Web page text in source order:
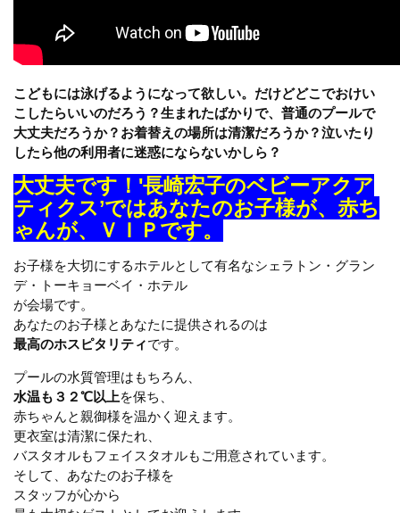
こどもには泳げるようになって欲しい。だけどどこでおけい
こしたらいいのだろう？生まれたばかりで、普通のプールで
大丈夫だろうか？お着替えの場所は清潔だろうか？泣いたり
したら他の利用者に迷惑にならないかしら？
大丈夫です！ '長崎宏子のベビーアクア
ティクス’ではあなたのお子様が、赤ち
ゃんが、
ＶＩＰ です。
お子様を大切にするホテルとして有名なシェラトン・グラン
デ・トーキョーベイ・ホテル
が会場です。
あなたのお子様とあなたに提供されるのは
最高のホスピタリティです。
プールの水質管理はもちろん、
水温も３２℃以上を保ち、
赤ちゃんと親御様を温かく迎えます。
更衣室は清潔に保たれ、
バスタオルもフェイスタオルもご用意されています。
そして、あなたのお子様を
スタッフが心から